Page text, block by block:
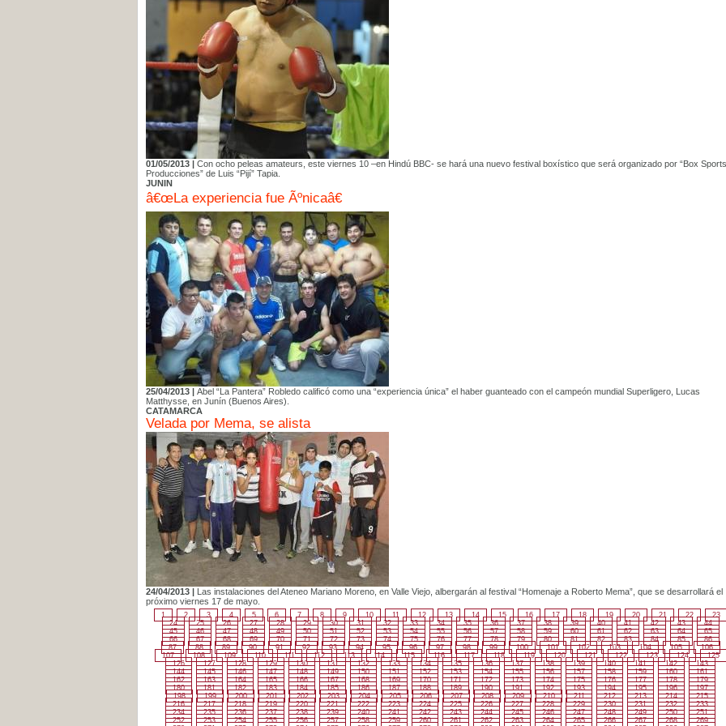
01/05/2013 | Con ocho peleas amateurs, este viernes 10 –en Hindú BBC- se hará una nuevo festival boxístico que será organizado por “Box Sports
Producciones” de Luis “Pijí” Tapia.
JUNIN
â€œLa experiencia fue Ãºnicaâ€
25/04/2013 | Abel “La Pantera” Robledo calificó como una “experiencia única” el haber guanteado con el campeón mundial Superligero, Lucas
Matthysse, en Junín (Buenos Aires).
CATAMARCA
Velada por Mema, se alista
24/04/2013 | Las instalaciones del Ateneo Mariano Moreno, en Valle Viejo, albergarán al festival “Homenaje a Roberto Mema”, que se desarrollará el
próximo viernes 17 de mayo.
1 2 3 4 5 6 7 8 9 10 11 12 13 14 15 16 17 18 19 20 21 22
23
24
25 26 27 28 29 30 31 32 33 34 35 36 37 38 39 40 41 42 43
44
45
46 47 48 49 50 51 52 53 54 55 56 57 58 59 60 61 62 63 64
65
66
67 68 69 70 71 72 73 74 75 76 77 78 79 80 81 82 83 84 85
86
87
88 89 90 91 92 93 94 95 96 97 98 99 100 101 102 103 104 105
106
107
108 109 110 111 112 113 114 115 116 117 118 119 120 121 122 123 124
125
126
127 128 129 130 131 132 133 134 135 136 137 138 139 140 141 142
143
144
145 146 147 148 149 150 151 152 153 154 155 156 157 158 159 160
161
162
163 164 165 166 167 168 169 170 171 172 173 174 175 176 177 178
179
180
181 182 183 184 185 186 187 188 189 190 191 192 193 194 195 196
197
198
199 200 201 202 203 204 205 206 207 208 209 210 211 212 213 214
215
216
217 218 219 220 221 222 223 224 225 226 227 228 229 230 231 232
233
234
235 236 237 238 239 240 241 242 243 244 245 246 247 248 249 250
251
252
253 254 255 256 257 258 259 260 261 262 263 264 265 266 267 268
269